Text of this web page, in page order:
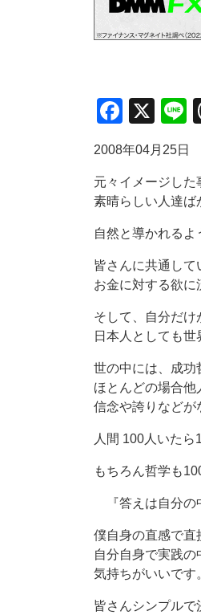
X
2008年04月25日
元々イメージし
素晴らしい人達ば
自然と導かれるよ
皆さんに共通して
お金に対する欲に
そして、自分だけ
日本人としても世
世の中には、成功
ほとんどの場合
信念や誇りなどが
人間 100人いたら
もちろん哲学も
『答えは自分の
僕自身の直感で直
自分自身で実践
気持ちがいいで
皆さんシンプルで